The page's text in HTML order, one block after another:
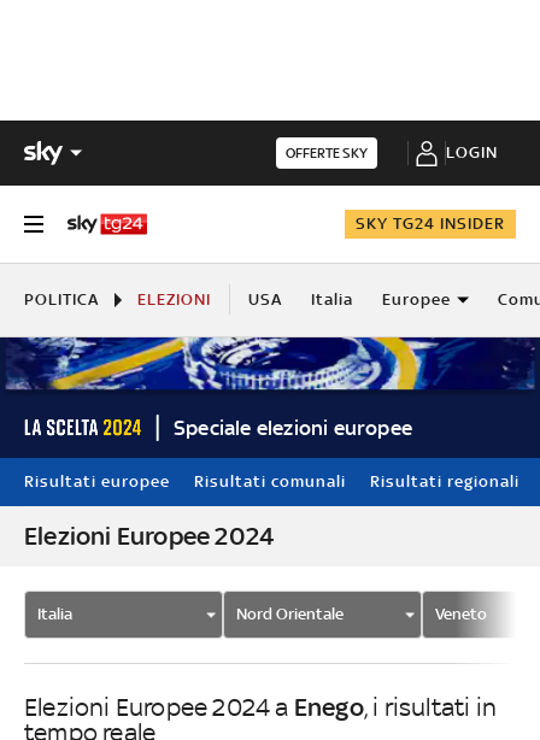
OFFERTE SKY LOGIN
SKY TG24 INSIDER
POLITICA ELEZIONI USA Italia Europee
Speciale elezioni europee
Risultati europee Risultati comunali Risultati regionali
Elezioni Europee 2024
Italia Nord Orientale Veneto
Elezioni Europee 2024 a Enego, i risultati in
tempo reale